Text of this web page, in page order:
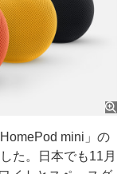
mini」の
た。日本でも11月